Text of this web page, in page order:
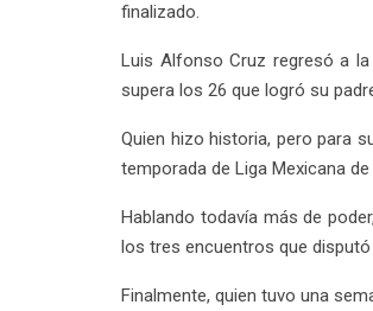
finalizado.
Luis Alfonso Cruz regresó a
supera los 26 que logró su
Quien hizo historia, pero para
temporada de Liga Mexicana de
Hablando todavía más de
los tres encuentros que
Finalmente, quien tuvo una